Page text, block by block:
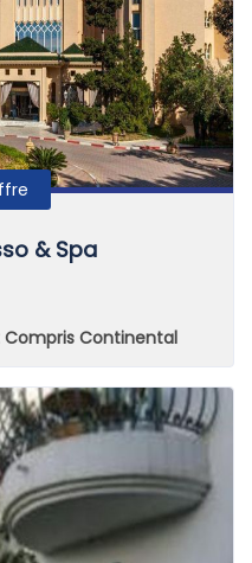
& Spa
Compris Continental